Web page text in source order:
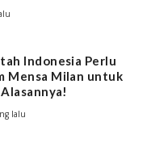
Indonesia Perlu
Mensa Milan untuk
lalu